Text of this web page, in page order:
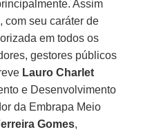
Assim
com seu caráter de
em todos os
gestores públicos
Lauro Charlet
e Desenvolvimento
da Embrapa Meio
Gomes,